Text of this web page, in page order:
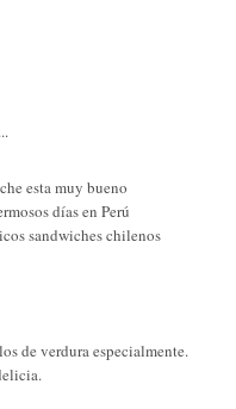
esta muy bueno
días en Perú
sandwiches chilenos
de verdura especialmente.